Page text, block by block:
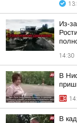
Из-
14:30
В
В